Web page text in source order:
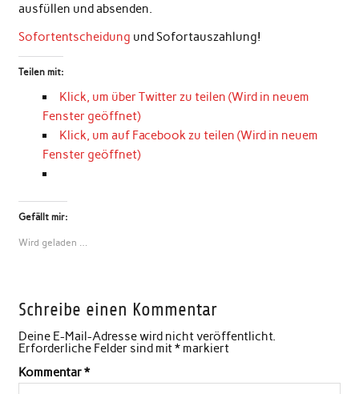
ausfüllen und absenden.
Sofortentscheidung und Sofortauszahlung!
Teilen mit:
Klick, um über Twitter zu teilen (Wird in neuem
Fenster geöffnet)
Klick, um auf Facebook zu teilen (Wird in neuem
Fenster geöffnet)
Gefällt mir:
Wird geladen …
Schreibe einen Kommentar
Deine E-Mail-Adresse wird nicht veröffentlicht.
Erforderliche Felder sind mit*markiert
Kommentar*